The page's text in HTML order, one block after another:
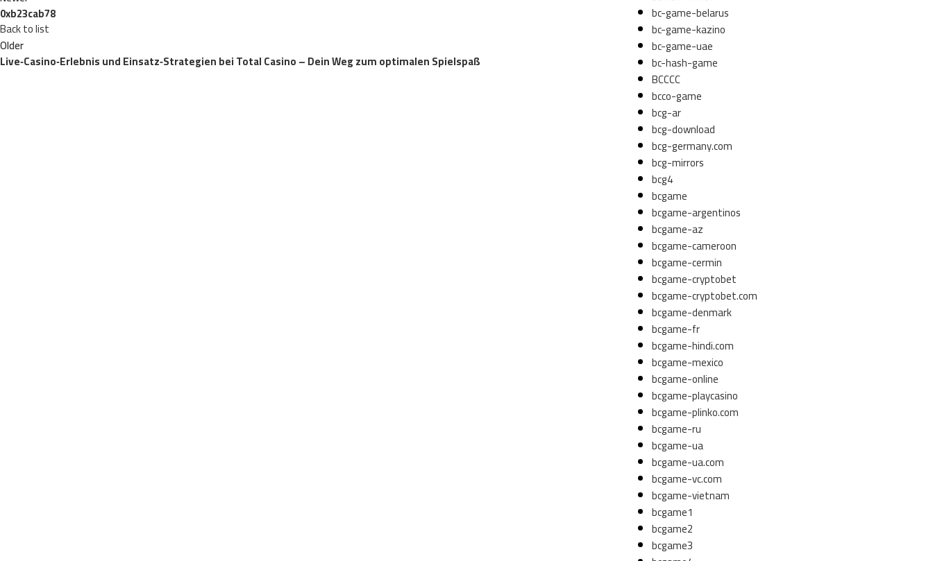
0xb23cab78
Back to list
Older
Live‑Casino‑Erlebnis und Einsatz‑Strategien bei Total Casino – Dein Weg zum optimalen Spielspaß
bc-game-belarus
bc-game-kazino
bc-game-uae
bc-hash-game
BCCCC
bcco-game
bcg-ar
bcg-download
bcg-germany.com
bcg-mirrors
bcg4
bcgame
bcgame-argentinos
bcgame-az
bcgame-cameroon
bcgame-cermin
bcgame-cryptobet
bcgame-cryptobet.com
bcgame-denmark
bcgame-fr
bcgame-hindi.com
bcgame-mexico
bcgame-online
bcgame-playcasino
bcgame-plinko.com
bcgame-ru
bcgame-ua
bcgame-ua.com
bcgame-vc.com
bcgame-vietnam
bcgame1
bcgame2
bcgame3